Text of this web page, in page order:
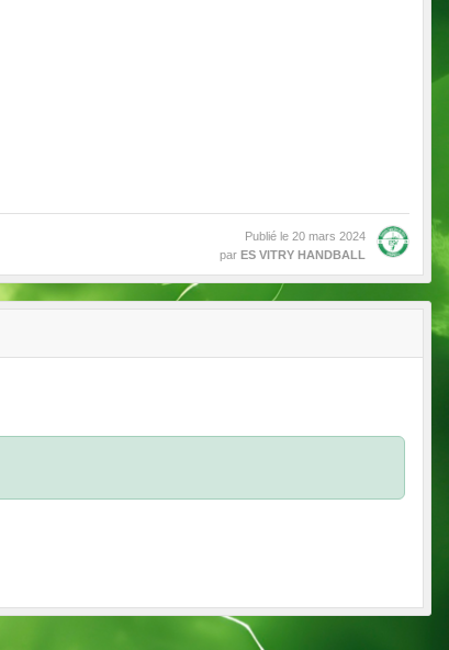
Publié le 20 mars 2024
par ES VITRY HANDBALL